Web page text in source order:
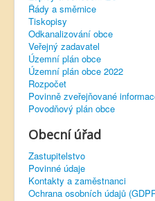
Řády a směrnice
Tiskopisy
Odkanalizování obce
Veřejný zadavatel
Územní plán obce
Územní plán obce 2022
Rozpočet
Povinně zveřejňované
Povodňový plán obce
Obecní úřad
Zastupitelstvo
Povinné údaje
Kontakty a zaměstnanci
Ochrana osobních údajů